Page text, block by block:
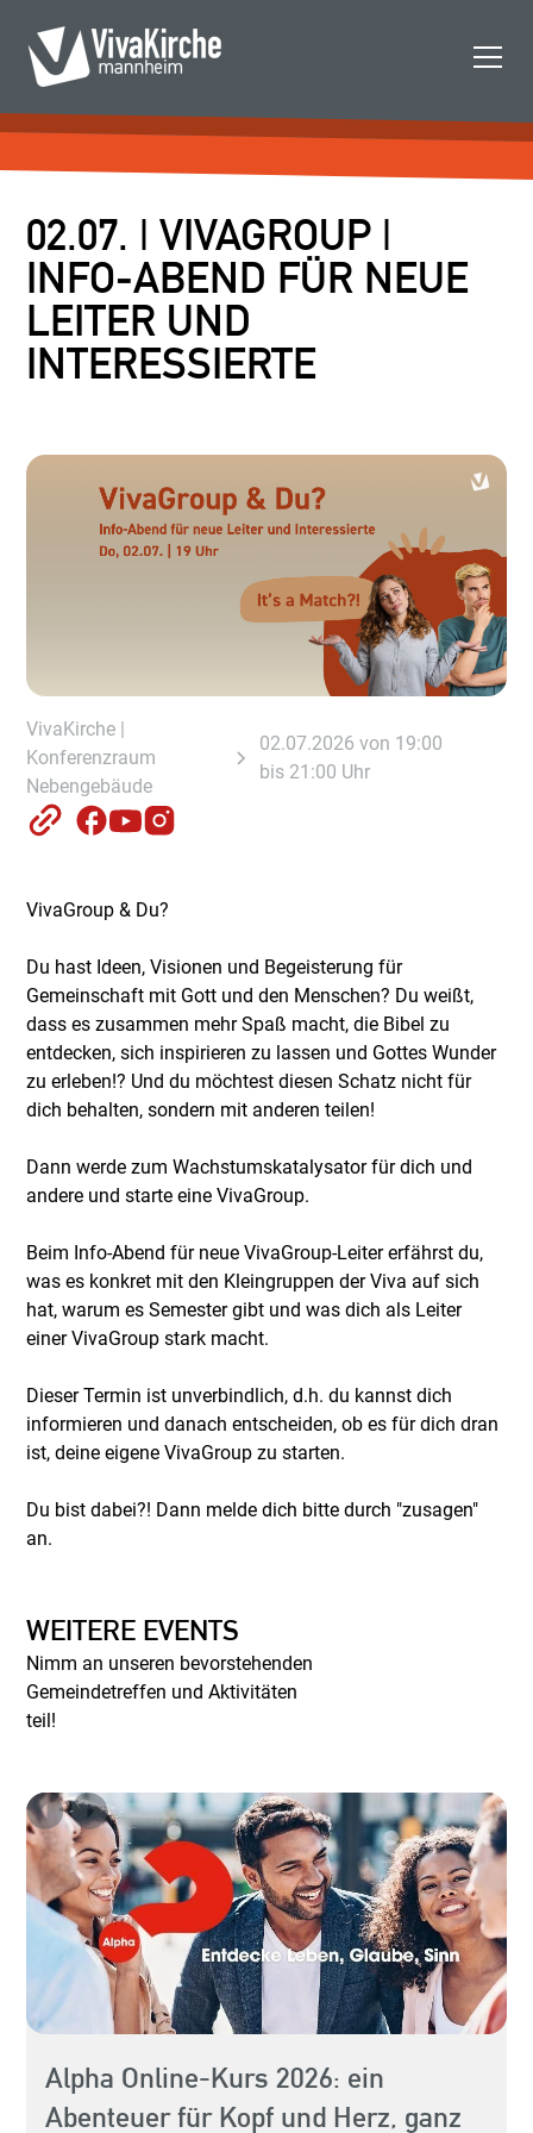
02.07. | VIVAGROUP |
INFO-ABEND FÜR NEUE
LEITER UND
INTERESSIERTE
VivaKirche |
Konferenzraum
Nebengebäude
02.07.2026 von 19:00
bis 21:00 Uhr
VivaGroup & Du?
Du hast Ideen, Visionen und Begeisterung für
Gemeinschaft mit Gott und den Menschen? Du weißt,
dass es zusammen mehr Spaß macht, die Bibel zu
entdecken, sich inspirieren zu lassen und Gottes Wunder
zu erleben!? Und du möchtest diesen Schatz nicht für
dich behalten, sondern mit anderen teilen!
Dann werde zum Wachstumskatalysator für dich und
andere und starte eine VivaGroup.
Beim Info-Abend für neue VivaGroup-Leiter erfährst du,
was es konkret mit den Kleingruppen der Viva auf sich
hat, warum es Semester gibt und was dich als Leiter
einer VivaGroup stark macht.
Dieser Termin ist unverbindlich, d.h. du kannst dich
informieren und danach entscheiden, ob es für dich dran
ist, deine eigene VivaGroup zu starten.
Du bist dabei?! Dann melde dich bitte durch "zusagen"
an.
WEITERE EVENTS
Nimm an unseren bevorstehenden
Gemeindetreffen und Aktivitäten
teil!
Alpha Online-Kurs 2026: ein
Abenteuer für Kopf und Herz, ganz